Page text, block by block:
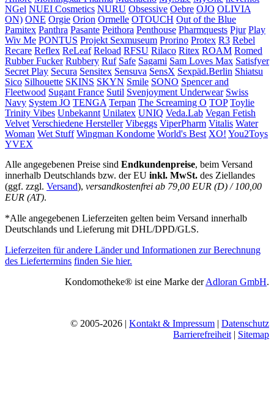
NGel NUEI Cosmetics NURU Obsessive Oebre OJO OLIVIA
ON) ONE Orgie Orion Ormelle OTOUCH Out of the Blue
Pamitex Panthra Pasante Peithora Penthouse Pharmquests Pjur Play
Wiv Me PONTUS Projekt Sexmuseum Prorino Protex R3 Rebel
Recare Reflex ReLeaf Reload RFSU Rilaco Ritex ROAM Romed
Rubber Fucker Rubbery Ruf Safe Sagami Sam Loves Max Satisfyer
Secret Play Secura Sensitex Sensuva SensX Sexpäd.Berlin Shiatsu
Sico Silhouette SKINS SKYN Smile SONO Spencer and
Fleetwood Sugant France Sutil Svenjoyment Underwear Swiss
Navy System JO TENGA Terpan The Screaming O TOP Toylie
Trinity Vibes Unbekannt Unilatex UNIQ Veda.Lab Vegan Fetish
Velvet Verschiedene Hersteller Vibeggs ViperPharm Vitalis Water
Woman Wet Stuff Wingman Kondome World's Best XO! You2Toys
YVEX
Alle angegebenen Preise sind Endkundenpreise, beim Versand
innerhalb Deutschlands bzw. der EU inkl. MwSt. des Ziellandes
(ggf. zzgl. Versand), versandkostenfrei ab 79,00 EUR (D) / 100,00
EUR (AT).
*Alle angegebenen Lieferzeiten gelten beim Versand innerhalb
Deutschlands und Lieferung mit DHL/DPD/GLS.
Lieferzeiten für andere Länder und Informationen zur Berechnung
des Liefertermins finden Sie hier.
Kondomotheke® ist eine Marke derAdloran GmbH.
© 2005-2026 | Kontakt & Impressum | Datenschutz
Barrierefreiheit | Sitemap